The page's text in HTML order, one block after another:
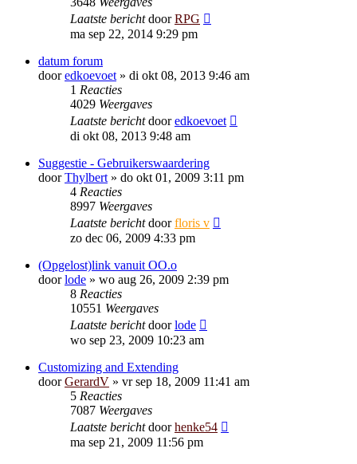
Laatste berichtdoorRPG
ma sep 22, 2014 9:29 pm
datum forum
dooredkoevoet » di okt 08, 2013 9:46 am
1 Reacties
4029 Weergaves
Laatste berichtdooredkoevoet
di okt 08, 2013 9:48 am
Suggestie - Gebruikerswaardering
doorThylbert » do okt 01, 2009 3:11 pm
4 Reacties
8997 Weergaves
Laatste berichtdoorfloris v
zo dec 06, 2009 4:33 pm
(Opgelost)link vanuit OO.o
doorlode » wo aug 26, 2009 2:39 pm
8 Reacties
10551 Weergaves
Laatste berichtdoorlode
wo sep 23, 2009 10:23 am
Customizing and Extending
doorGerardV » vr sep 18, 2009 11:41 am
5 Reacties
7087 Weergaves
Laatste berichtdoorhenke54
ma sep 21, 2009 11:56 pm